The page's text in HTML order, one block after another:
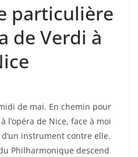
particulière
de Verdi à
de mai. En chemin pour
l’opéra de Nice, face à moi
instrument contre elle.
Philharmonique descend